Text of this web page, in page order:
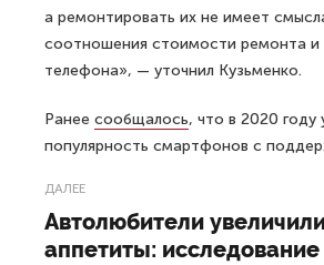
а ремонтировать их не имеет
соотношения стоимости ремонта и
телефона», — уточнил Кузьменко.
Ранее сообщалось, что в 2020 году
популярность смартфонов с
ДАЛЕЕ
Автолюбители
аппетиты: исследование